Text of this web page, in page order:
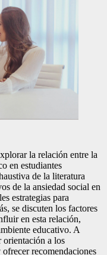
la relación entre la
en estudiantes
de la literatura
de la ansiedad social en
estrategias para
se discuten los factores
en esta relación,
educativo. A
orientación a los
recomendaciones